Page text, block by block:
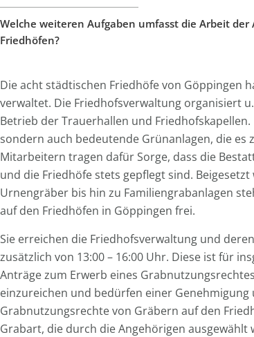
Welche weiteren Aufgaben umfasst die Arbeit
Friedhöfen?
Die acht städtischen Friedhöfe von Göppingen
verwaltet. Die Friedhofsverwaltung organisiert
Betrieb der Trauerhallen und
sondern auch bedeutende Grünanlagen, die
Mitarbeitern tragen dafür Sorge, dass die
und die Friedhöfe stets gepflegt sind.
Urnengräber bis hin zu Familiengrabanlagen
auf den Friedhöfen in Göppingen frei.
Sie erreichen die Friedhofsverwaltung und
zusätzlich von 13:00 – 16:00 Uhr. Diese ist für
Anträge zum Erwerb eines
einzureichen und bedürfen einer
Grabnutzungsrechte von Gräbern auf den
Grabart, die durch die Angehörigen